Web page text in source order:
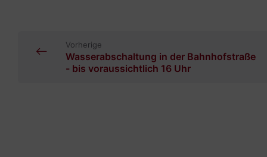
Vorherige
Wasserabschaltung in der Bahnhofstraße
- bis voraussichtlich 16 Uhr